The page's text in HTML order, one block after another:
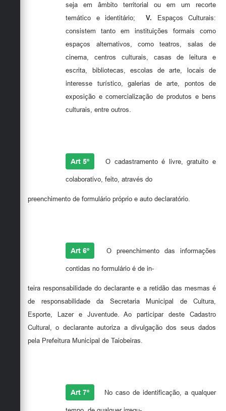
seja em âmbito territorial ou em um recorte
temático e identitário;
V. Espaços Culturais:
consistem tanto em instituições formais como
espaços alternativos, como teatros, salas de
cinema, centros culturais, casas de leitura e
escrita, bibliotecas, escolas de arte, locais de
interesse turístico, galerias de arte, pontos de
exposição e comercialização de produtos e bens
culturais, entre outros.
Art 5º O cadastramento é livre, gratuito e
colaborativo, feito, através do
preenchimento de formulário próprio e auto declaratório.
Art 6º O preenchimento das informações
contidas no formulário é de in-
teira responsabilidade do declarante e a retidão das mesmas é
de responsabilidade da Secretaria Municipal de Cultura,
Esporte, Lazer e Juventude. Ao participar deste Cadastro
Cultural, o declarante autoriza a divulgação dos seus dados
pela Prefeitura Municipal de Taiobeiras.
Art 7º No caso de identificação, a qualquer